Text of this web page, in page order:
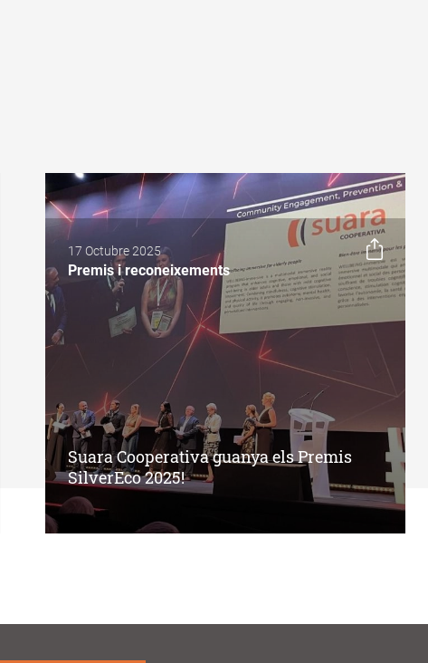
17 Octubre 2025
Premis i reconeixements
Suara Cooperativa guanya els Premis
SilverEco 2025!